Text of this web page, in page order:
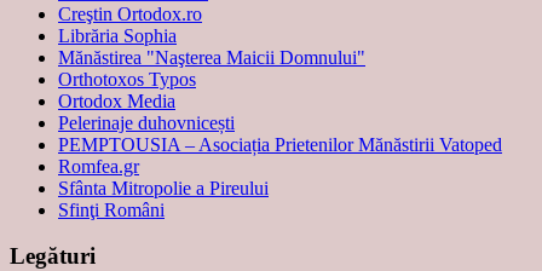
Creştin Ortodox.ro
Librăria Sophia
Mănăstirea "Naşterea Maicii Domnului"
Orthotoxos Typos
Ortodox Media
Pelerinaje duhovnicești
PEMPTOUSIA – Asociația Prietenilor Mănăstirii Vatoped
Romfea.gr
Sfânta Mitropolie a Pireului
Sfinţi Români
Legături